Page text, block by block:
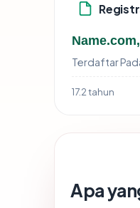
Terdaftar
17.2 tahun
Apa